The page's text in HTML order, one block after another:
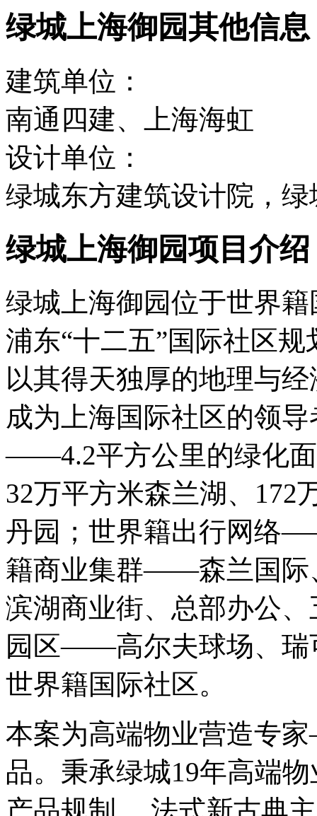
绿城上海御园其他信息
建筑单位：
南通四建、上海海虹
设计单位：
绿城东方建筑设计院，
绿城上海御园项目介绍
绿城上海御园位于世界
浦东“十二五”国际社区
以其得天独厚的地理与
成为上海国际社区的领
——4.2平方公里的绿化面
32万平方米森兰湖、172
丹园；世界籍出行网络
籍商业集群——森兰国际
滨湖商业街、总部办公
园区——高尔夫球场、瑞
世界籍国际社区。
本案为高端物业营造专
品。秉承绿城19年高端